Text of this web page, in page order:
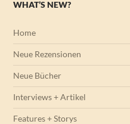
WHAT’S NEW?
Home
Neue Rezensionen
Neue Bücher
Interviews + Artikel
Features + Storys